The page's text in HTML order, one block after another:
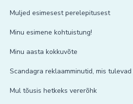
Muljed esimesest perelepitusest
Minu esimene kohtuistung!
Minu aasta kokkuvõte
Scandagra reklaamminutid, mis
Mul tõusis hetkeks vererõhk